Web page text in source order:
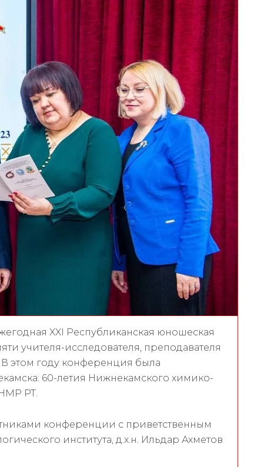
XXI Республиканская юношеская
учителя-исследователя, преподавателя
году конференция была
60-летия Нижнекамского химико-
РТ.
конференции с приветственным
института, д.х.н. Ильдар Ахметов